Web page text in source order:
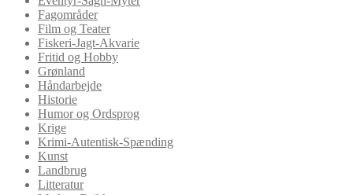
Fagområder
Film og Teater
Fiskeri-Jagt-Akvarie
Fritid og Hobby
Grønland
Håndarbejde
Historie
Humor og Ordsprog
Krige
Krimi-Autentisk-Spænding
Kunst
Landbrug
Litteratur